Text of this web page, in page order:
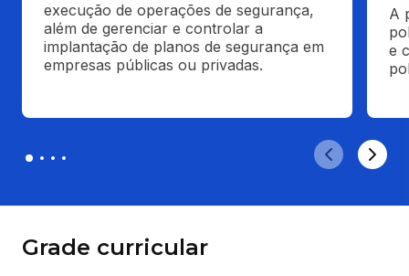
execução de operações de segurança,
além de gerenciar e controlar a
implantação de planos de segurança em
empresas públicas ou privadas.
A
e
Grade curricular